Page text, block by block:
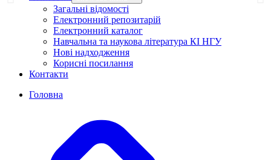
Загальні відомості
Електронний репозитарій
Електронний каталог
Навчальна та наукова література КІ НГУ
Нові надходження
Корисні посилання
Контакти
Головна